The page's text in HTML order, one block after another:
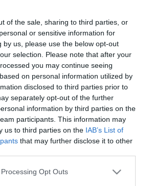
of the sale, sharing to third parties, or
or sensitive information for
by us, please use the below opt-out
selection. Please note that after your
you may continue seeing
on personal information utilized by
disclosed to third parties prior to
separately opt-out of the further
information by third parties on the
participants. This information may
us to third parties on the IAB’s List of
that may further disclose it to other
website/app uses one or more Google
Opt Outs
εκτιμήθηκε ιδιαίτερα από
της Ιαπωνίας και τις
κατά τον δέκατο τέταρτο
έκτο αιώνα.
το matcha;
τσαγιού (μετά τη σκιασμένη
διαλέγονται
χέρι και απλώνονται για να